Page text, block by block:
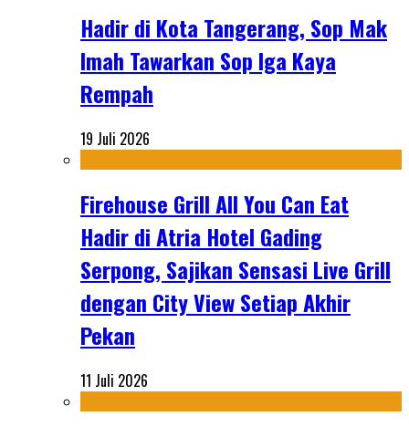
Hadir di Kota Tangerang, Sop Mak
Imah Tawarkan Sop Iga Kaya
Rempah
19 Juli 2026
Firehouse Grill All You Can Eat
Hadir di Atria Hotel Gading
Serpong, Sajikan Sensasi Live Grill
dengan City View Setiap Akhir
Pekan
11 Juli 2026